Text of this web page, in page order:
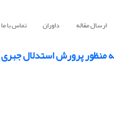
ارسال مقاله داوران تماس با ما
به منظور پرورش استدلال